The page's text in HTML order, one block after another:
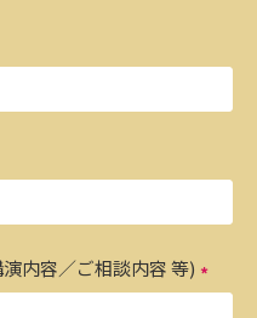
内容／ご相談内容 等)